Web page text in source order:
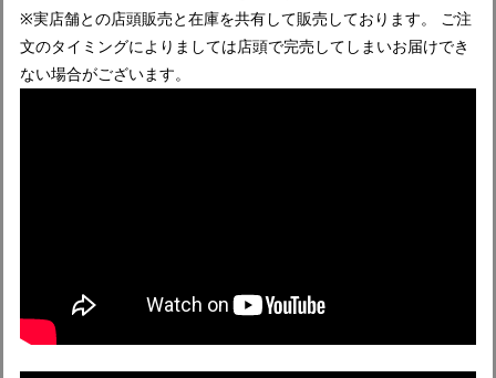
※実店舗との店頭販売と在庫を共有して販売しております。 ご注
文のタイミングによりましては店頭で完売してしまいお届けでき
ない場合がございます。